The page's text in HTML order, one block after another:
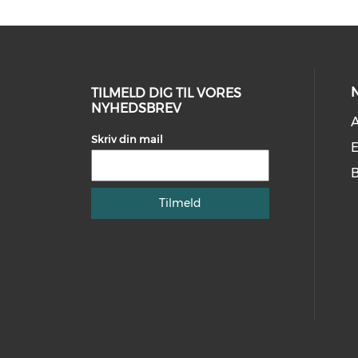
TILMELD DIG TIL VORES
NYHEDSBREV
Skriv din mail
Tilmeld